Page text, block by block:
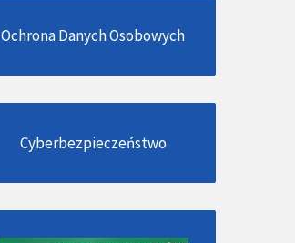
Ochrona Danych Osobowych
Cyberbezpieczeństwo